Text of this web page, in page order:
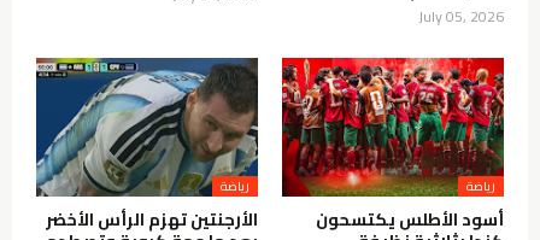
July 05, 2026
رياضة
أسود الأطلس يكتسحون
رياضة
الأرجنتين تهزم الرأس الأخضر